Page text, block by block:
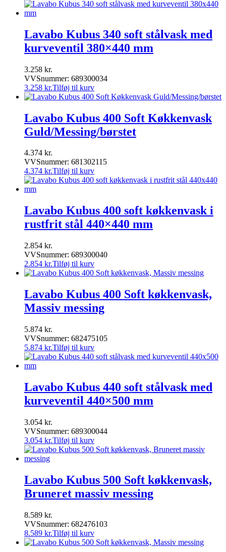
Lavabo Kubus 340 soft stålvask med
kurveventil 380×440 mm
3.258 kr.
VVSnummer: 689300034
3.258 kr.Tilføj til kurv
Lavabo Kubus 400 Soft Køkkenvask
Guld/Messing/børstet
4.374 kr.
VVSnummer: 681302115
4.374 kr.Tilføj til kurv
Lavabo Kubus 400 soft køkkenvask i
rustfrit stål 440×440 mm
2.854 kr.
VVSnummer: 689300040
2.854 kr.Tilføj til kurv
Lavabo Kubus 400 Soft køkkenvask,
Massiv messing
5.874 kr.
VVSnummer: 682475105
5.874 kr.Tilføj til kurv
Lavabo Kubus 440 soft stålvask med
kurveventil 440×500 mm
3.054 kr.
VVSnummer: 689300044
3.054 kr.Tilføj til kurv
Lavabo Kubus 500 Soft køkkenvask,
Bruneret massiv messing
8.589 kr.
VVSnummer: 682476103
8.589 kr.Tilføj til kurv